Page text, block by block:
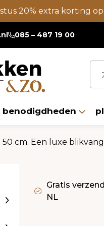
20% extra korting
085 – 487 19 00
benodigdheden
50 cm. Een luxe
Gratis
NL